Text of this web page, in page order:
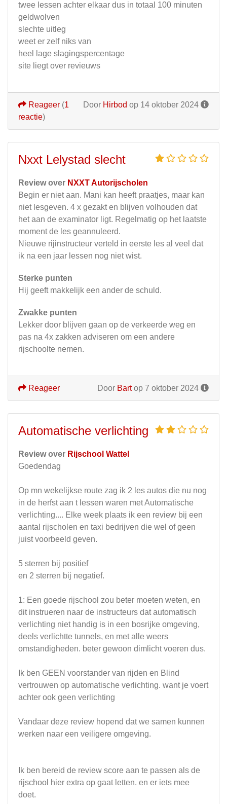
twee lessen achter elkaar dus in totaal 100 minuten
geldwolven
slechte uitleg
weet er zelf niks van
heel lage slagingspercentage
site liegt over revieuws
Door Hirbod op 14 oktober 2024
Reageer (1
reactie)
Nxxt Lelystad slecht
Review over NXXT Autorijscholen
Begin er niet aan. Mani kan heeft praatjes, maar kan
niet lesgeven. 4 x gezakt en blijven volhouden dat
het aan de examinator ligt. Regelmatig op het laatste
moment de les geannuleerd.
Nieuwe rijinstructeur verteld in eerste les al veel dat
ik na een jaar lessen nog niet wist.
Sterke punten
Hij geeft makkelijk een ander de schuld.
Zwakke punten
Lekker door blijven gaan op de verkeerde weg en
pas na 4x zakken adviseren om een andere
rijschoolte nemen.
Door Bartop 7 oktober 2024
Reageer
Automatische verlichting
Review over Rijschool Wattel
Goedendag
Op mn wekelijkse route zag ik 2 les autos die nu nog
in de herfst aan t lessen waren met Automatische
verlichting.... Elke week plaats ik een review bij een
aantal rijscholen en taxi bedrijven die wel of geen
juist voorbeeld geven.
5 sterren bij positief
en 2 sterren bij negatief.
1: Een goede rijschool zou beter moeten weten, en
dit instrueren naar de instructeurs dat automatisch
verlichting niet handig is in een bosrijke omgeving,
deels verlichtte tunnels, en met alle weers
omstandigheden. beter gewoon dimlicht voeren dus.
Ik ben GEEN voorstander van rijden en Blind
vertrouwen op automatische verlichting. want je voert
achter ook geen verlichting
Vandaar deze review hopend dat we samen kunnen
werken naar een veiligere omgeving.
Ik ben bereid de review score aan te passen als de
rijschool hier extra op gaat letten. en er iets mee
doet.